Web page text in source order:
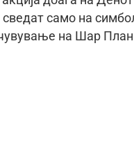
само на
на Шар